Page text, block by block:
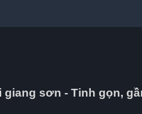
giang sơn - Tinh gọn,